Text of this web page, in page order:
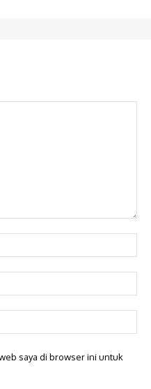
saya di browser ini untuk